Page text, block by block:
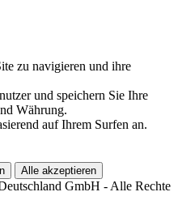
zu navigieren und ihre
und speichern Sie Ihre
Währung.
auf Ihrem Surfen an.
Alle akzeptieren
GmbH - Alle Rechte